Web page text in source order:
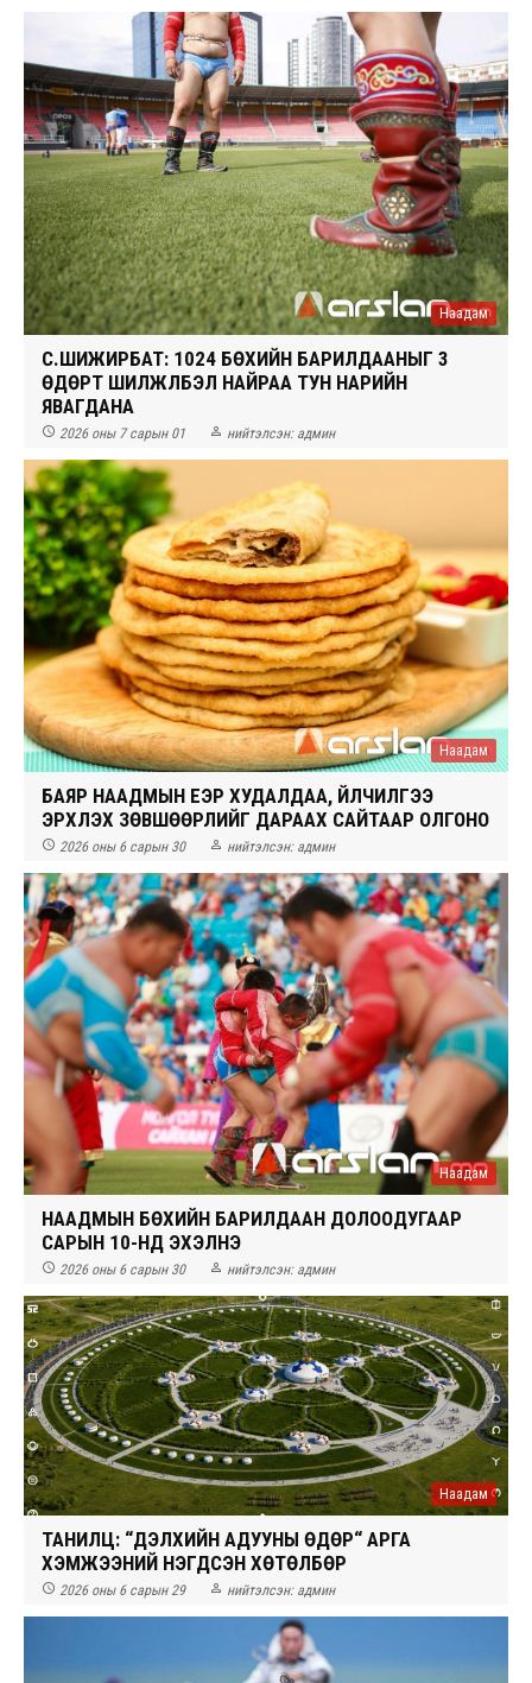
Наадам
С.ШИЖИРБАТ: 1024 БӨХИЙН БАРИЛДААНЫГ 3
ӨДӨРТ ШИЛЖҮҮЛБЭЛ НАЙРАА ТУН НАРИЙН
ЯВАГДАНА
 2026 оны 7 сарын 01  нийтэлсэн: админ
Наадам
БАЯР НААДМЫН ҮЕЭР ХУДАЛДАА, ҮЙЛЧИЛГЭЭ
ЭРХЛЭХ ЗӨВШӨӨРЛИЙГ ДАРААХ САЙТААР ОЛГОНО
 2026 оны 6 сарын 30  нийтэлсэн: админ
Наадам
НААДМЫН БӨХИЙН БАРИЛДААН ДОЛООДУГААР
САРЫН 10-НД ЭХЭЛНЭ
 2026 оны 6 сарын 30  нийтэлсэн: админ
Наадам
ТАНИЛЦ: “ДЭЛХИЙН АДУУНЫ ӨДӨР“ АРГА
ХЭМЖЭЭНИЙ НЭГДСЭН ХӨТӨЛБӨР
 2026 оны 6 сарын 29  нийтэлсэн: админ